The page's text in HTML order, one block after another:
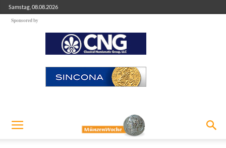
Samstag, 08.08.2026
Sponsored by